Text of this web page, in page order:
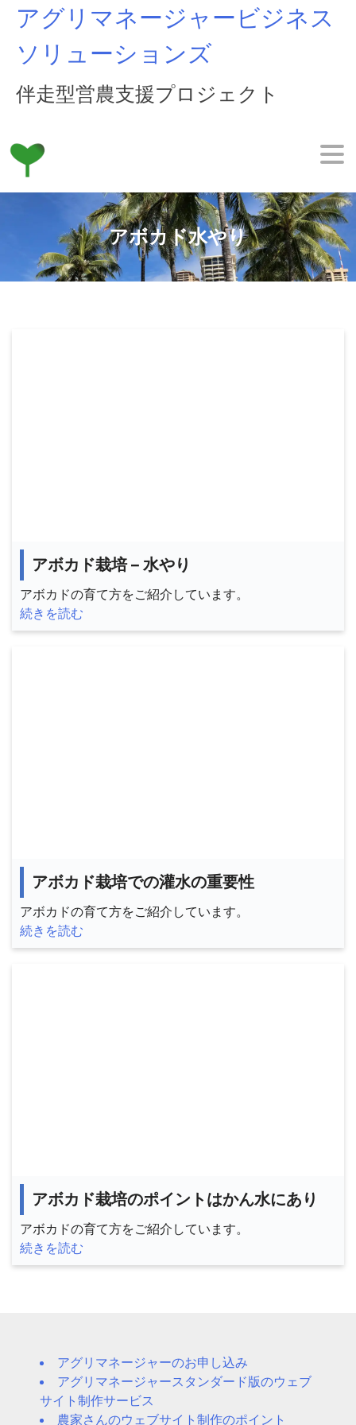
Skip
content
アグリマネージャービジネス
ソリューションズ
伴走型営農支援プロジェクト
アボカド水やり
アボカド栽培 – 水やり
アボカドの育て方をご紹介しています。
続きを読む
アボカド栽培での灌水の重要性
アボカドの育て方をご紹介しています。
続きを読む
アボカド栽培のポイントはかん水にあり
アボカドの育て方をご紹介しています。
続きを読む
アグリマネージャーのお申し込み
アグリマネージャースタンダード版のウェブ
サイト制作サービス
農家さんのウェブサイト制作のポイント